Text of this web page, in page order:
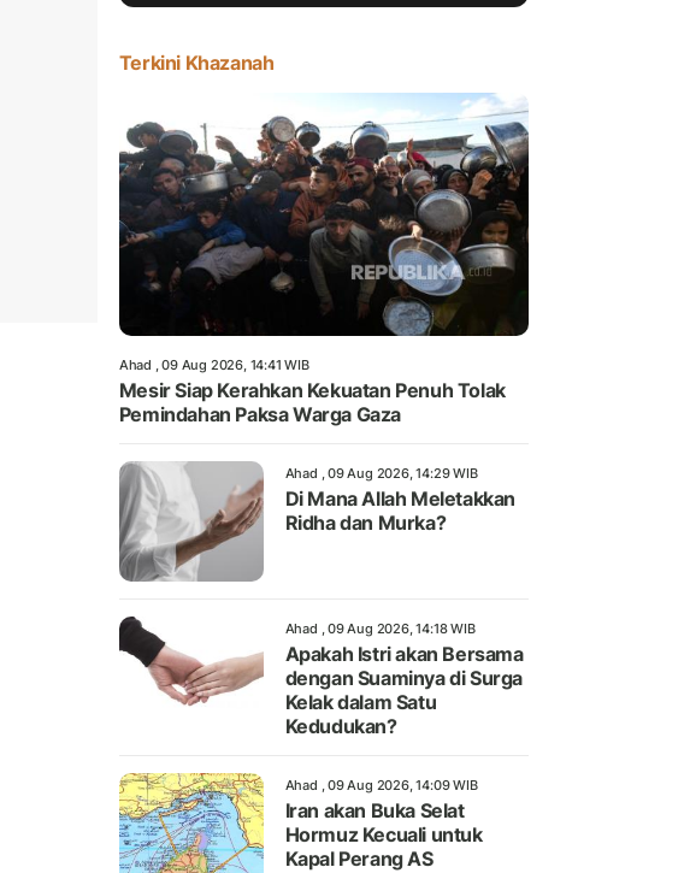
Terkini Khazanah
Ahad , 09 Aug 2026, 14:41 WIB
Mesir Siap Kerahkan Kekuatan Penuh Tolak
Pemindahan Paksa Warga Gaza
Ahad , 09 Aug 2026, 14:29 WIB
Di Mana Allah Meletakkan
Ridha dan Murka?
Ahad , 09 Aug 2026, 14:18 WIB
Apakah Istri akan Bersama
dengan Suaminya di Surga
Kelak dalam Satu
Kedudukan?
Ahad , 09 Aug 2026, 14:09 WIB
Iran akan Buka Selat
Hormuz Kecuali untuk
Kapal Perang AS